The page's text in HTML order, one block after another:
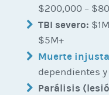
$200,000 –
TBI severo:
$5M+
Muerte injusta
dependientes
Parálisis